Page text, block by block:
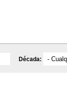
Década: